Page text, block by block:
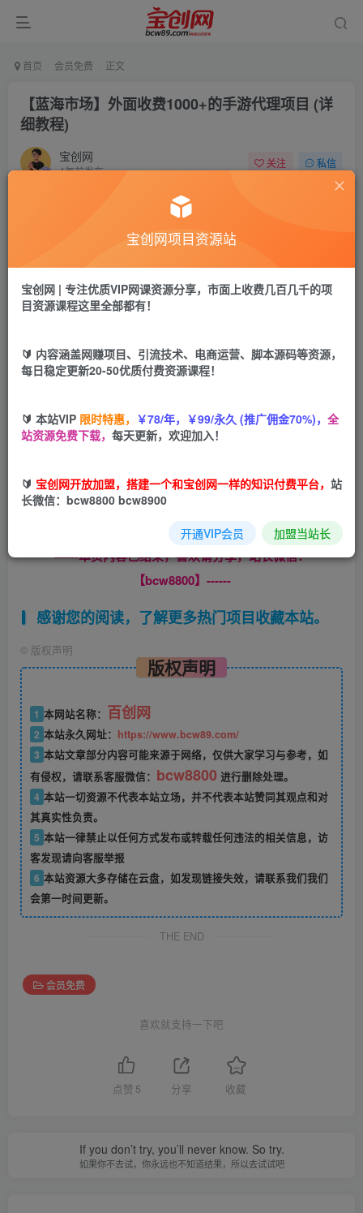
首页 会员免费 正文
【蓝海市场】外面收费1000+的手游代理项目 (详
细教程)
宝创网
4年前发布
关注 私信
【蓝海市场】外面收费1000+的手游代理项目 (详细教程)
宝币9.9 宝币 19.9
立即购买
多款热门游戏玩家充值可得45%左右收益，随时可提现提供
------本页内容已结束，喜欢请分享，站长微信：
【bcw8800】------
感谢您的阅读，了解更多热门项目收藏本站。
© 版权声明
版权声明
1 本网站名称： 百创网
2 本站永久网址： https://www.bcw89.com/
3 本站文章部分内容可能来源于网络，仅供大家学习与参考，如
有侵权，请联系客服微信： bcw8800 进行删除处理。
4 本站一切资源不代表本站立场，并不代表本站赞同其观点和对
其真实性负责。
5 本站一律禁止以任何方式发布或转载任何违法的相关信息，访
客发现请向客服举报
6 本站资源大多存储在云盘，如发现链接失效，请联系我们我们
会第一时间更新。
THE END
会员免费
喜欢就支持一下吧
点赞 5 分享 收藏
If you don’t try, you’ll never know. So try.
如果你不去试，你永远也不知道结果，所以去试试吧
宝创网项目资源站
宝创网 | 专注优质VIP网课资源分享，市面上收费几百几千的项
目资源课程这里全部都有！
🔰 内容涵盖网赚项目、引流技术、电商运营、脚本源码等资源，
每日稳定更新20-50优质付费资源课程！
🔰 本站VIP 限时特惠， ￥78/年，￥99/永久 (推广佣金70%)， 全
站资源免费下载， 每天更新，欢迎加入！
🔰 宝创网开放加盟，搭建一个和宝创网一样的知识付费平台， 站
长微信：bcw8800 bcw8900
开通VIP会员 加盟当站长